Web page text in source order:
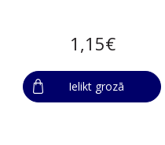
1,15€
Ielikt grozā